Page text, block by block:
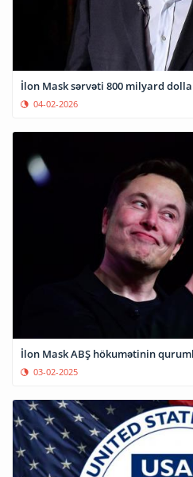
İlon Mask sərvəti 800 milyard
04-02-2026
İlon Mask ABŞ hökumətinin
03-02-2025